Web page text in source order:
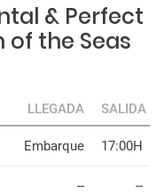
& Perfect
of the Seas
LLEGADA SALIDA
Embarque 17:00H
-- --